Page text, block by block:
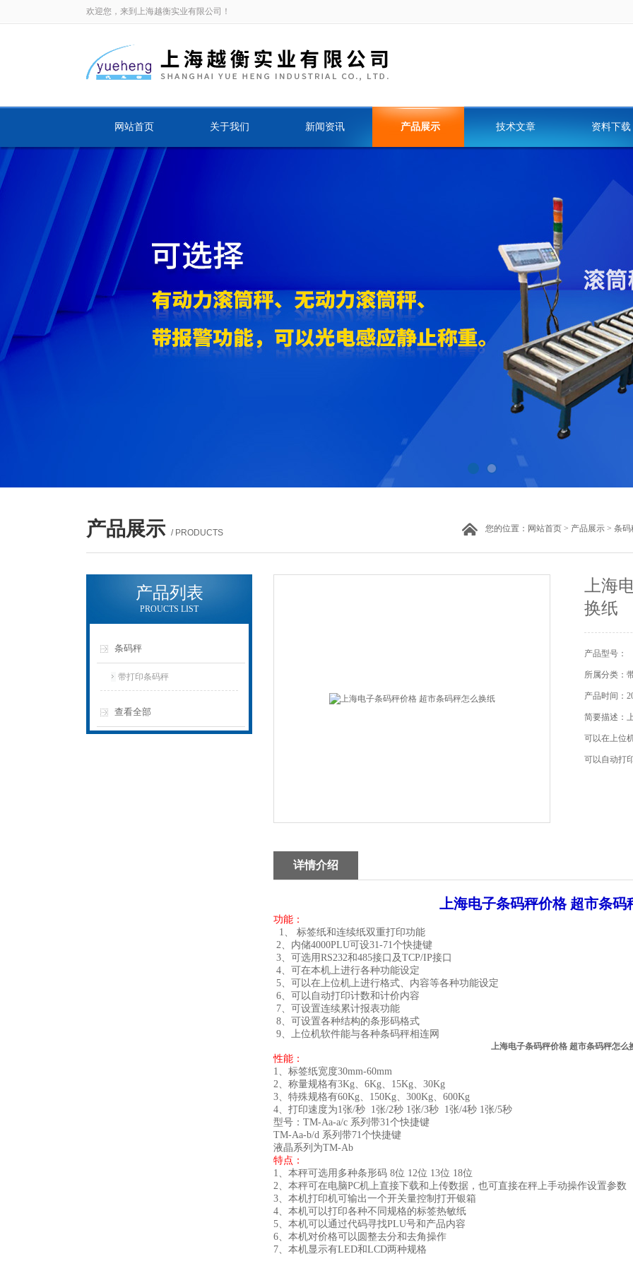
欢迎您，来到上海越衡实业有限公司！
网站首页 关于我们 新闻资讯 产品展示 技术文章 资料下载
产品展示 / PRODUCTS 您的位置： 网站首页 > 产品展示 > 条码
产品列表
PROUCTS LIST
条码秤
带打印条码秤
查看全部
上海
换纸
产品型号：
所属分类：
产品时间：
简要描述：
可以在上位
可以自动打
详情介绍
上海电子条码秤价格 超市条码
功能：
1、 标签纸和连续纸双重打印功能
2、内储4000PLU可设31-71个快捷键
3、可选用RS232和485接口及TCP/IP接口
4、可在本机上进行各种功能设定
5、可以在上位机上进行格式、内容等各种功能设定
6、可以自动打印计数和计价内容
7、可设置连续累计报表功能
8、可设置各种结构的条形码格式
9、上位机软件能与各种条码秤相连网
上海电子条码秤价格 超市条码秤怎么
性能：
1、标签纸宽度30mm-60mm
2、称量规格有3Kg、6Kg、15Kg、30Kg
3、特殊规格有60Kg、150Kg、300Kg、600Kg
4、打印速度为1张/秒 1张/2秒 1张/3秒 1张/4秒 1张/5秒
型号：TM-Aa-a/c 系列带31个快捷键
TM-Aa-b/d 系列带71个快捷键
液晶系列为TM-Ab
特点：
1、本秤可选用多种条形码 8位 12位 13位 18位
2、本秤可在电脑PC机上直接下载和上传数据，也可直接在秤上手动操作设置参数
3、本机打印机可输出一个开关量控制打开银箱
4、本机可以打印各种不同规格的标签热敏纸
5、本机可以通过代码寻找PLU号和产品内容
6、本机对价格可以圆整去分和去角操作
7、本机显示有LED和LCD两种规格